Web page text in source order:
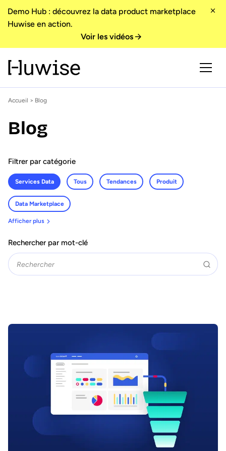
Demo Hub : découvrez la data product marketplace
Huwise en action.
Voir les vidéos
Accueil > Blog
Blog
Filtrer par catégorie
Services Data Tous Tendances Produit
Data Marketplace
Afficher plus
Rechercher par mot-clé